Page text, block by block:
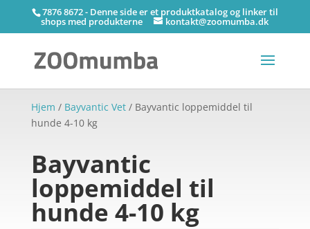
7876 8672 - Denne side er et produktkatalog og linker til
shops med produkterne kontakt@zoomumba.dk
Hjem / Bayvantic Vet/ Bayvantic loppemiddel til
hunde 4-10 kg
Bayvantic
loppemiddel til
hunde 4-10 kg